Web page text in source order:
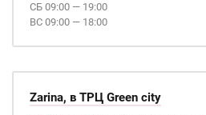
СБ 09:00 — 19:00
ВС 09:00 — 18:00
Zarina, в ТРЦ Green city